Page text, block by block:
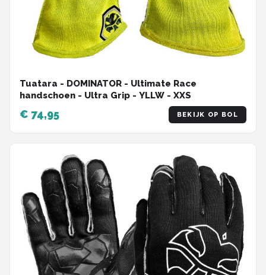
Tuatara - DOMINATOR - Ultimate Race
handschoen - Ultra Grip - YLLW - XXS
€ 74,95 BEKIJK OP BOL